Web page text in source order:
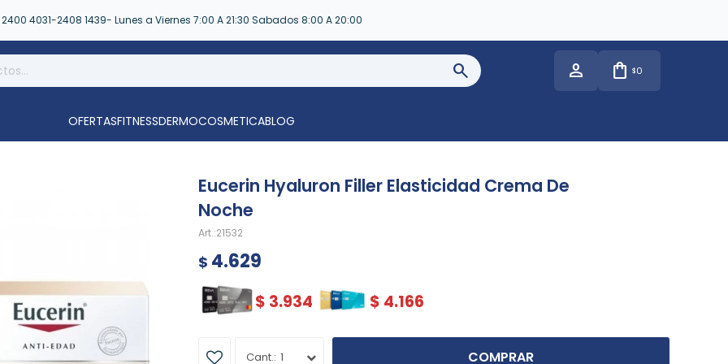
2400 4031-2408 1439- Lunes a Viernes 7:00 A 21:30 Sabados 8:00 A 20:00
$0
OFERTASFITNESSDERMOCOSMETICABLOG
Eucerin Hyaluron Filler Elasticidad Crema De
Noche
21532
$ 4.629
$ 3.934 $ 4.166
1 COMPRAR